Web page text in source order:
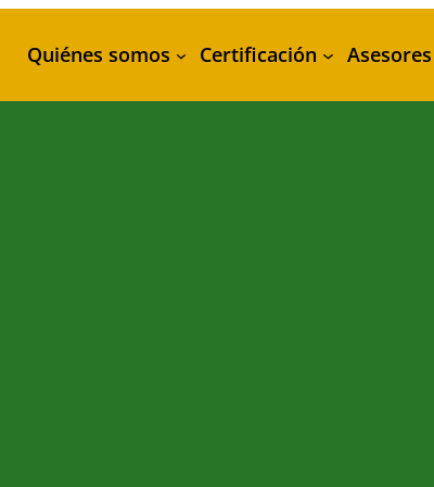
Quiénes somos Certificación Asesores